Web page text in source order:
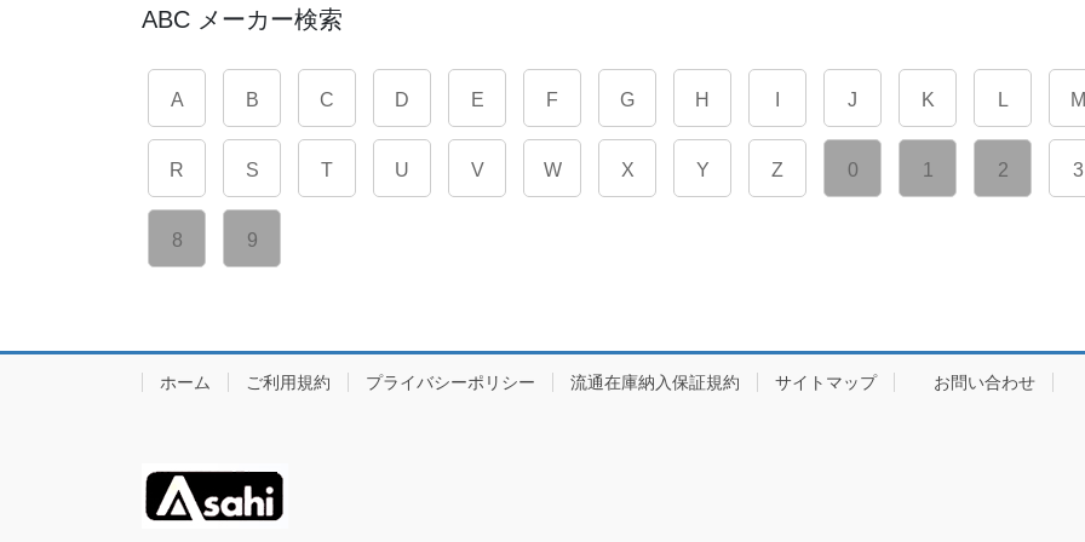
ABC メーカー検索
A B C D E F G H J K L M
R S T U V W X Y Z 0 1 2 3
8 9
ホーム ご利用規約 プライバシーポリシー 流通在庫納入保証規約 サイトマップ お問い合わせ